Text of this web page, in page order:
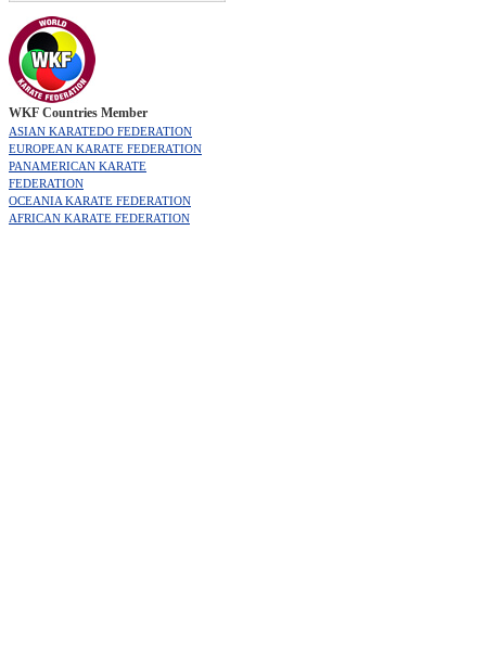
WKF Countries Member
ASIAN KARATEDO FEDERATION
EUROPEAN KARATE FEDERATION
PANAMERICAN KARATE
FEDERATION
OCEANIA KARATE FEDERATION
AFRICAN KARATE FEDERATION